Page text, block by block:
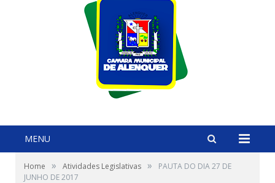
MENU
Home » Atividades Legislativas »
PAUTA DO DIA 27 DE
JUNHO DE 2017